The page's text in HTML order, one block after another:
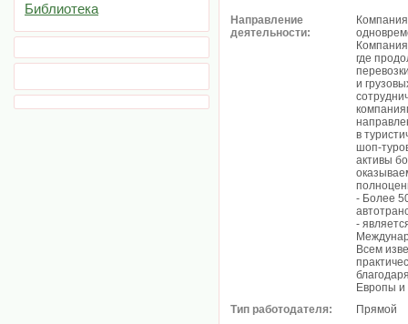
Библиотека
Направление
деятельности:
где
и
в
шоп-
активы
- Более
-
Всем
Европы и
Тип работодателя:
Прямой